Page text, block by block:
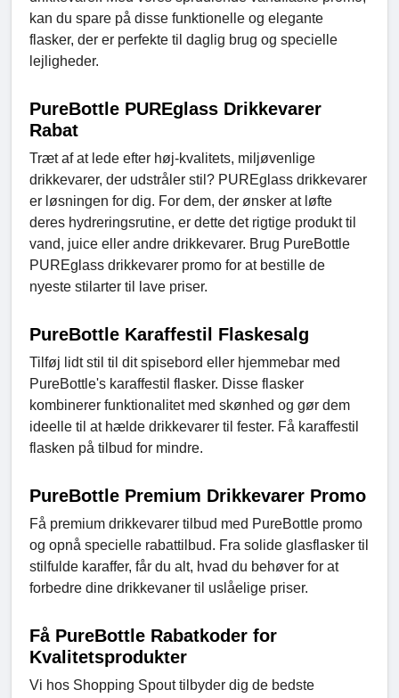
kan du spare på disse funktionelle og elegante
flasker, der er perfekte til daglig brug og specielle
lejligheder.
PureBottle PUREglass Drikkevarer
Rabat
Træt af at lede efter høj-kvalitets, miljøvenlige
drikkevarer, der udstråler stil? PUREglass drikkevarer
er løsningen for dig. For dem, der ønsker at løfte
deres hydreringsrutine, er dette det rigtige produkt til
vand, juice eller andre drikkevarer. Brug PureBottle
PUREglass drikkevarer promo for at bestille de
nyeste stilarter til lave priser.
PureBottle Karaffestil Flaskesalg
Tilføj lidt stil til dit spisebord eller hjemmebar med
PureBottle's karaffestil flasker. Disse flasker
kombinerer funktionalitet med skønhed og gør dem
ideelle til at hælde drikkevarer til fester. Få karaffestil
flasken på tilbud for mindre.
PureBottle Premium Drikkevarer Promo
Få premium drikkevarer tilbud med PureBottle promo
og opnå specielle rabattilbud. Fra solide glasflasker til
stilfulde karaffer, får du alt, hvad du behøver for at
forbedre dine drikkevaner til uslåelige priser.
Få PureBottle Rabatkoder for
Kvalitetsprodukter
Vi hos Shopping Spout tilbyder dig de bedste